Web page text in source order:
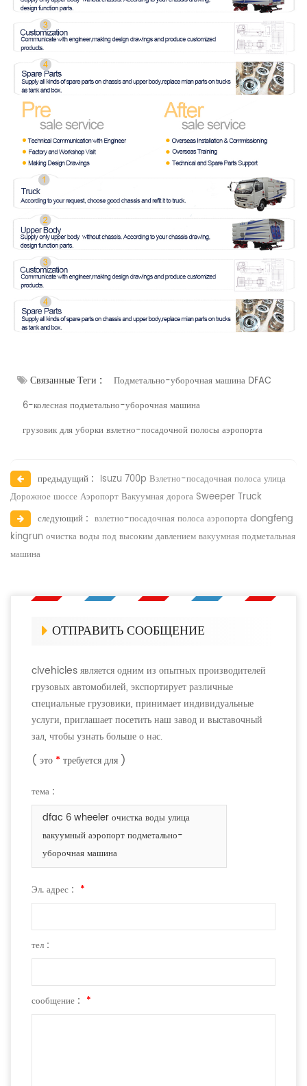
Связанные Теги :
Подметально-уборочная машина DFAC
6-колесная подметально-уборочная машина
грузовик для уборки взлетно-посадочной полосы аэропорта
предыдущий : Isuzu 700p Взлетно-посадочная полоса улица
Дорожное шоссе Аэропорт Вакуумная дорога Sweeper Truck
следующий : взлетно-посадочная полоса аэропорта dongfeng
kingrun очистка воды под высоким давлением вакуумная подметальная
машина
ОТПРАВИТЬ СООБЩЕНИЕ
clvehicles является одним из опытных производителей
грузовых автомобилей, экспортирует различные
специальные грузовики, принимает индивидуальные
услуги, приглашает посетить наш завод и выставочный
зал, чтобы узнать больше о нас.
( это * требуется для )
тема :
dfac 6 wheeler очистка воды улица
вакуумный аэропорт подметально-
уборочная машина
Эл. адрес : *
тел :
сообщение : *